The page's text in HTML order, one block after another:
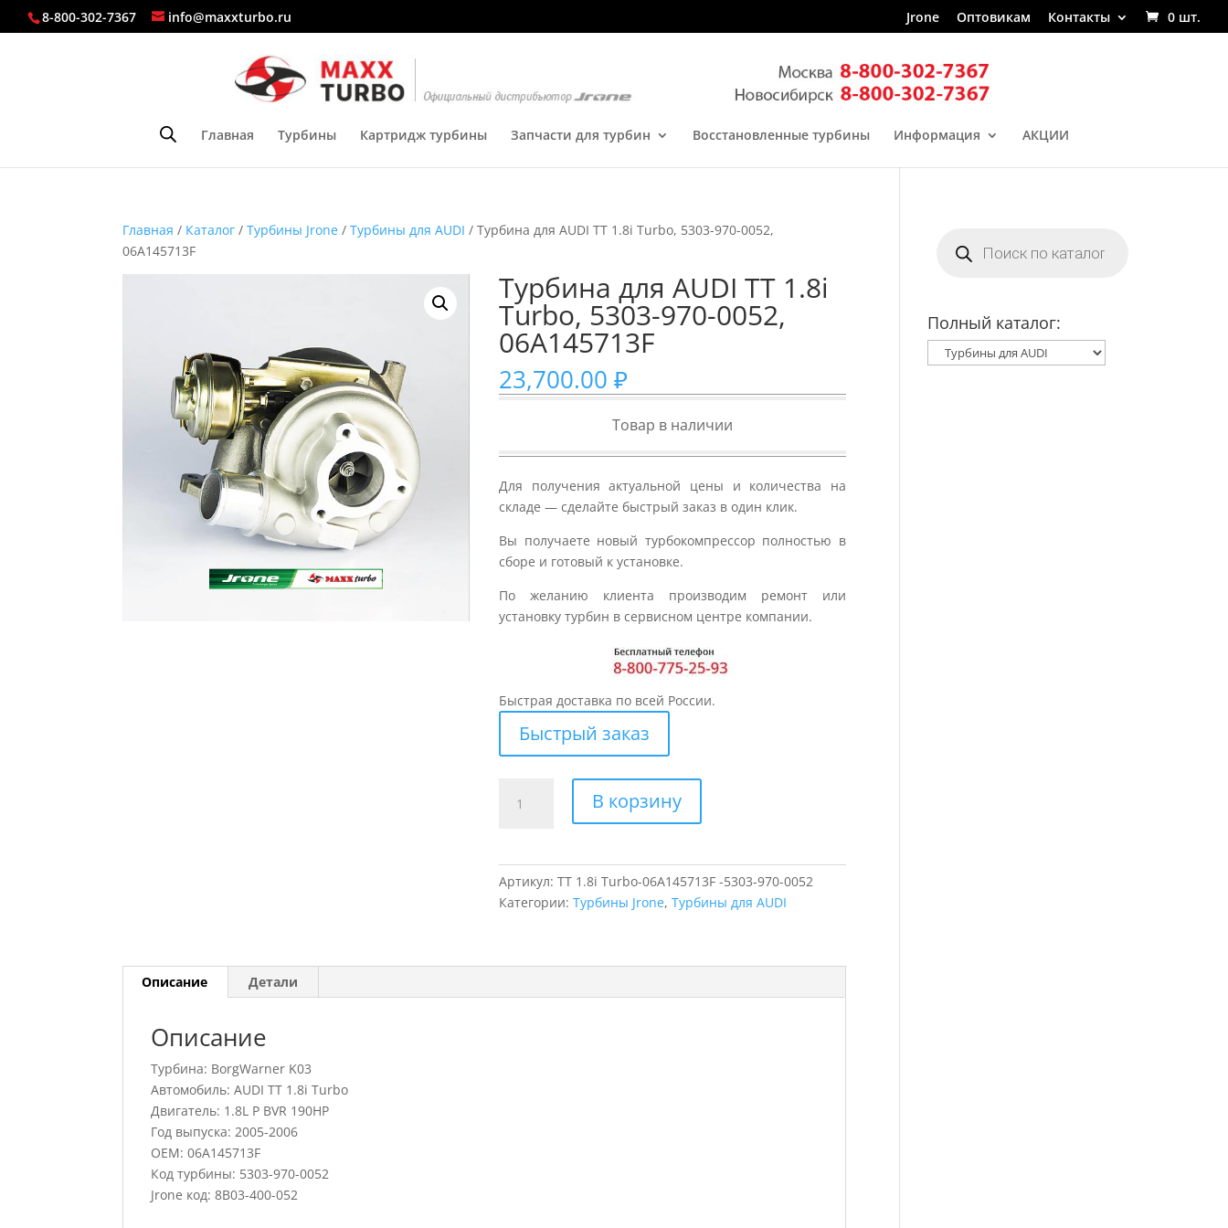
8-800-302-7367 info@maxxturbo.ru Jrone Оптовикам Контакты 0 шт.
Главная Турбины Картридж турбины Запчасти для турбин Восстановленные турбины Информация АКЦИИ
Главная / Каталог /Турбины Jrone /Турбины для AUDI / Турбина для AUDI TT 1.8i Turbo, 5303-970-0052,
06A145713F
Турбина для AUDI TT 1.8i
Turbo, 5303-970-0052,
06A145713F
23,700.00₽
Товар в наличии
Для получения актуальной цены и количества на
складе — сделайте быстрый заказ в один клик.
Вы получаете новый турбокомпрессор полностью в
сборе и готовый к установке.
По желанию клиента производим ремонт или
установку турбин в сервисном центре компании.
Быстрая доставка по всей России.
Быстрый заказ
товара
TT
0052,
В корзину
Артикул:TT 1.8i Turbo-06A145713F -5303-970-0052
Категории:Турбины Jrone,Турбины для AUDI
Описание Детали
Описание
Турбина: BorgWarner K03
Автомобиль: AUDI TT 1.8i Turbo
Двигатель: 1.8L P BVR 190HP
Год выпуска: 2005-2006
OEM: 06A145713F
Код турбины: 5303-970-0052
Jrone код: 8B03-400-052
товаров
Полный каталог: